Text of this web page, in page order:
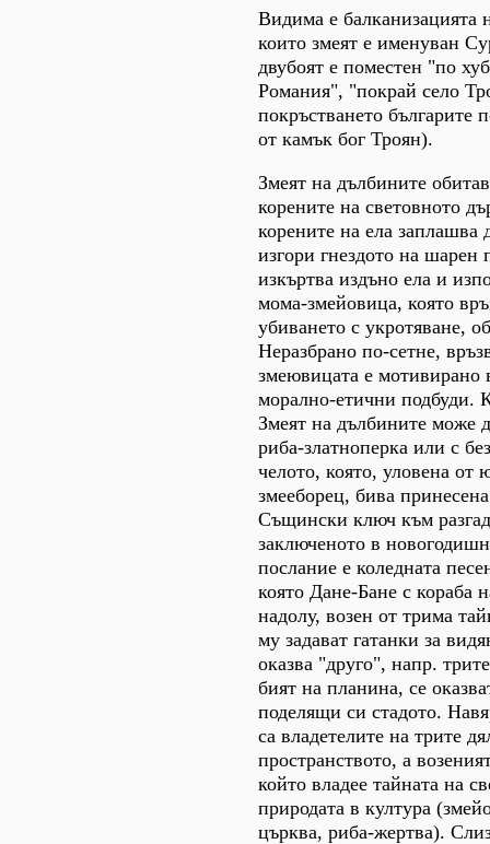
Видима е балканизацията
които змеят е именуван
двубоят е поместен "по
Романия", "покрай село
покръстването българите
от камък бог Троян).
Змеят на дълбините
корените на световното
корените на ела заплашва
изгори гнездото на шарен
изкъртва издъно ела и
мома-змейовица, която
убиването с укротяване,
Неразбрано по-сетне,
змеювицата е мотивирано
морално-етични подбуди.
Змеят на дълбините може
риба-златноперка или с
челото, която, уловена от
змееборец, бива
Същински ключ към
заключеното в
послание е коледната
която Дане-Бане с кораба
надолу, возен от трима
му задават гатанки за
оказва "друго", напр.
бият на планина, се
поделящи си стадото.
са владетелите на трите
пространството, а
който владее тайната на
природата в култура
църква, риба-жертва).